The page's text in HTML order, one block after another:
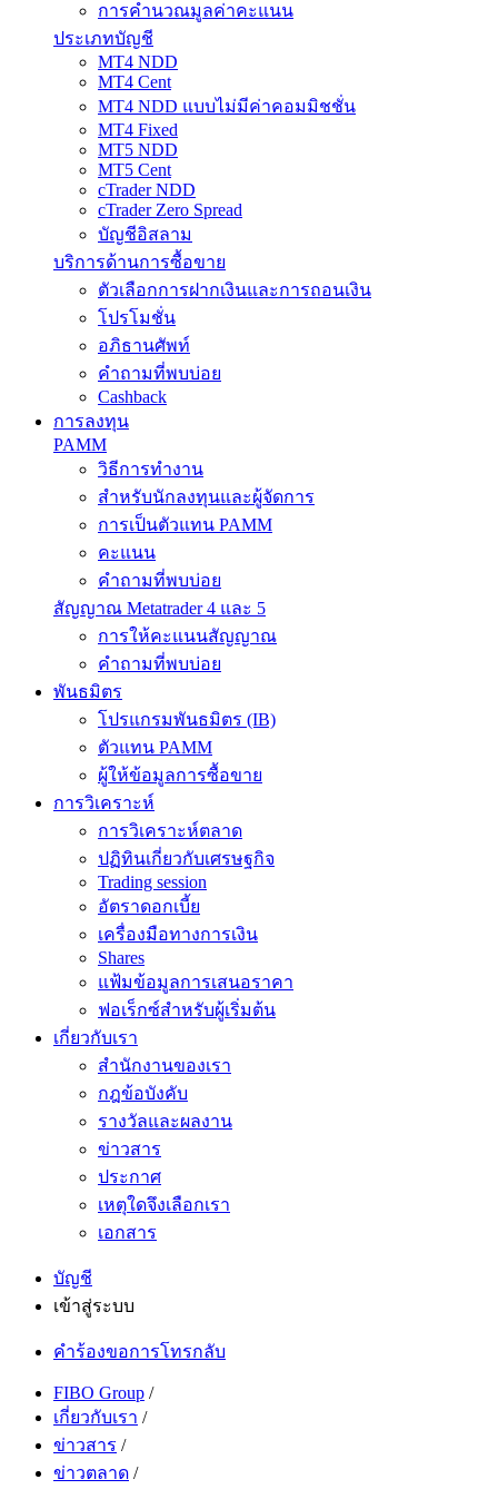
การคำนวณมูลค่าคะแนน
ประเภทบัญชี
MT4 NDD
MT4 Cent
MT4 NDD แบบไม่มีค่าคอมมิชชั่น
MT4 Fixed
MT5 NDD
MT5 Cent
cTrader NDD
cTrader Zero Spread
บัญชีอิสลาม
บริการด้านการซื้อขาย
ตัวเลือกการฝากเงินและการถอนเงิน
โปรโมชั่น
อภิธานศัพท์
คำถามที่พบบ่อย
Cashback
การลงทุน
PAMM
วิธีการทำงาน
สำหรับนักลงทุนและผู้จัดการ
การเป็นตัวแทน PAMM
คะแนน
คำถามที่พบบ่อย
สัญญาณ Metatrader 4 และ 5
การให้คะแนนสัญญาณ
คำถามที่พบบ่อย
พันธมิตร
โปรแกรมพันธมิตร (IB)
ตัวแทน PAMM
ผู้ให้ข้อมูลการซื้อขาย
การวิเคราะห์
การวิเคราะห์ตลาด
ปฏิทินเกี่ยวกับเศรษฐกิจ
Trading session
อัตราดอกเบี้ย
เครื่องมือทางการเงิน
Shares
แฟ้มข้อมูลการเสนอราคา
ฟอเร็กซ์สำหรับผู้เริ่มต้น
เกี่ยวกับเรา
สำนักงานของเรา
กฎข้อบังคับ
รางวัลและผลงาน
ข่าวสาร
ประกาศ
เหตุใดจึงเลือกเรา
เอกสาร
บัญชี
เข้าสู่ระบบ
คำร้องขอการโทรกลับ
FIBO Group /
เกี่ยวกับเรา /
ข่าวสาร /
ข่าวตลาด /